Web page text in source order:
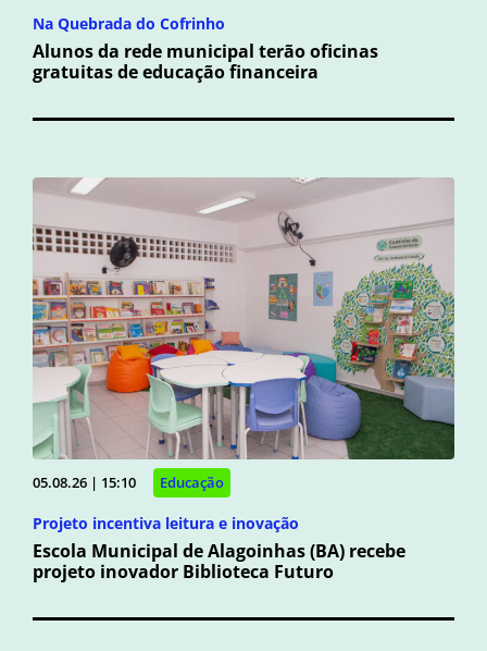
Na Quebrada do Cofrinho
Alunos da rede municipal terão oficinas
gratuitas de educação financeira
05.08.26 | 15:10 Educação
Projeto incentiva leitura e inovação
Escola Municipal de Alagoinhas (BA) recebe
projeto inovador Biblioteca Futuro